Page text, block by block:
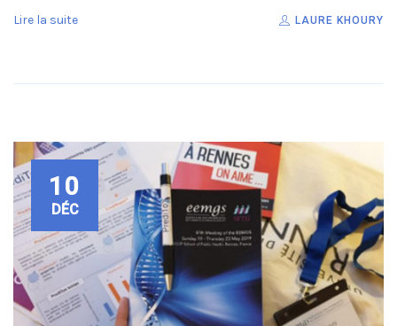
Lire la suite LAURE KHOURY
10
DÉC